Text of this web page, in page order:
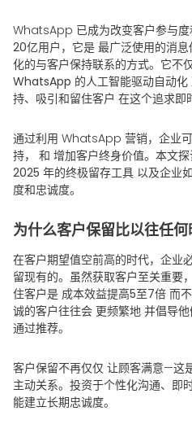
WhatsApp 已成为改变客户参与度
20亿用户 ，它是 最广泛使用的消息
化的与客户保持联系的方式。它不
WhatsApp 的人工智能驱动自动化
持、吸引和留住客户 在这个追求即
通过利用 WhatsApp 营销，企业
持， 和 增加客户终身价值。本文
2025 年的终极留存工具 以及企业
度和忠诚度。
为什么客户保留比以往任
在客户期望值空前高的时代，企业
留现有的。虽然获取客户至关重要
住客户是 成本效益提高5至7倍 而
诚的客户往往会 更频繁地 并倡导
通过推荐。
客户保留不再仅仅 让顾客满意—这
主动关系。投资于个性化沟通、即
能建立长期忠诚度。